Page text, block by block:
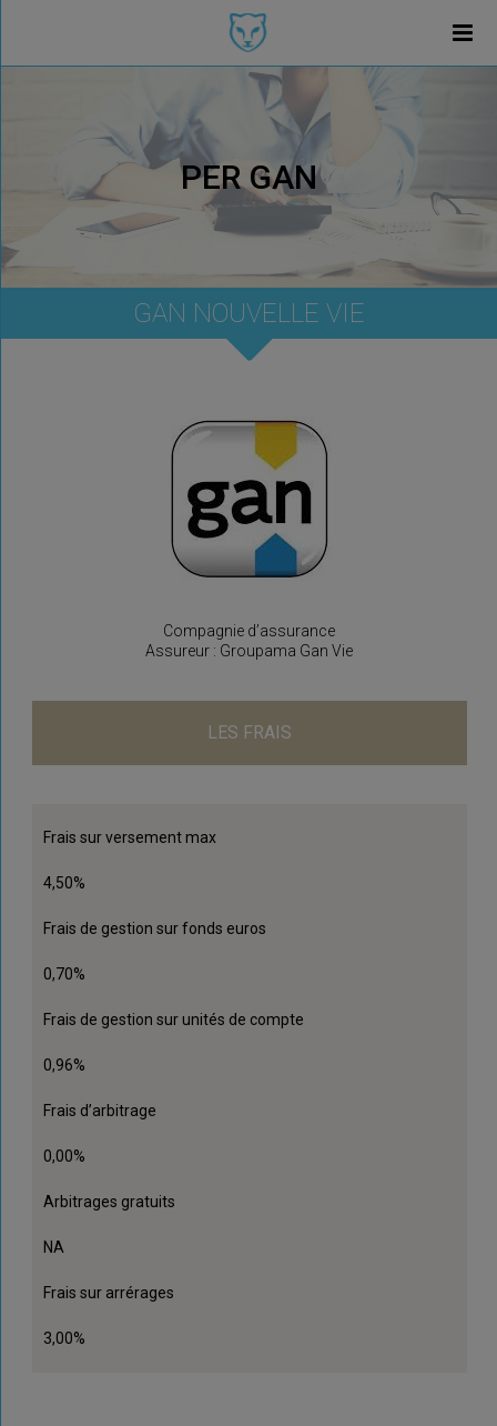
PER GAN
GAN NOUVELLE VIE
Compagnie d’assurance
Assureur : Groupama Gan Vie
LES FRAIS
Frais sur versement max
4,50%
Frais de gestion sur fonds euros
0,70%
Frais de gestion sur unités de compte
0,96%
Frais d’arbitrage
0,00%
Arbitrages gratuits
NA
Frais sur arrérages
3,00%